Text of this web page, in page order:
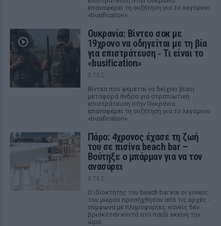
επαναφέρει τη συζήτηση για το λεγόμενο
«busification».
Ουκρανία: Βίντεο σοκ με
19χρονο να οδηγείται με τη βία
για επιστράτευση ‑ Τι είναι το
«busification»
ΧΤΕΣ
Βίντεο που φέρεται να δείχνει βίαιη
μεταφορά άνδρα για στρατιωτική
επιστράτευση στην Ουκρανία
επαναφέρει τη συζήτηση για το λεγόμενο
«busification».
Πάρο: 4χρονος έχασε τη ζωή
του σε πισίνα beach bar –
Βούτηξε ο μπάρμαν για να τον
ανασύρει
ΧΤΕΣ
Ο ιδιοκτήτης του beach bar και οι γονείς
του μικρού προσήχθησαν από τις αρχές -
σύμφωνα με πληροφορίες, κανείς δεν
βρισκόταν κοντά στο παιδί εκείνη την
ώρα